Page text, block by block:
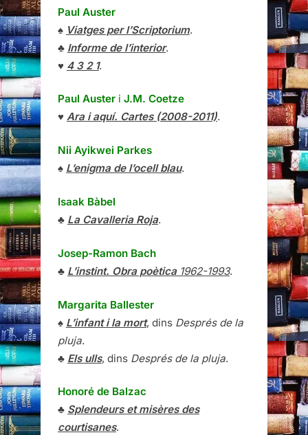
Paul Auster
♠ Viatges per l’Scriptorium.
♣ Informe de l’interior.
♥ 4 3 2 1.
Paul Auster i J.M. Coetze
♥ Ara i aquí. Cartes (2008-2011).
Nii Ayikwei Parkes
♠ L’enigma de l’ocell blau.
Isaak Bàbel
♣ La Cavalleria Roja.
Josep-Ramon Bach
♣ L’instint. Obra poètica1962-1993.
Margarita Ballester
♠ L’infant i la mort, dins Després de la
pluja.
♣ Els ulls, dins Després de la pluja.
Honoré de Balzac
♣ Splendeurs et misères des
courtisanes.